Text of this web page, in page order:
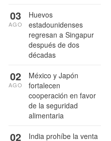
Huevos
estadounidenses
regresan a Singapur
después de dos
décadas
03
AGO
México y Japón
fortalecen
cooperación en favor
de la seguridad
alimentaria
02
AGO
India prohíbe la venta
02